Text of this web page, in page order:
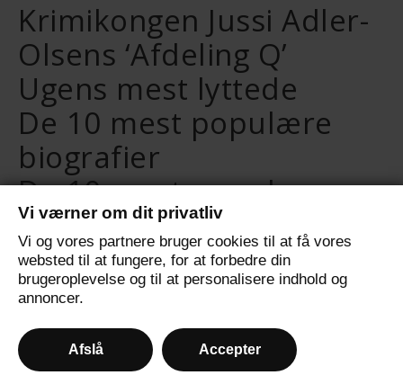
Vi værner om dit privatliv
Vi og vores partnere bruger cookies til at få vores
websted til at fungere, for at forbedre din
brugeroplevelse og til at personalisere indhold og
annoncer.
Afslå Accepter
Krimikongen Jussi Adler-
Olsens ‘Afdeling Q’
Ugens mest lyttede
De 10 mest populære
biografier
De 10 mest populære
selvudviklingsbøger
De 10 mest populære
fantasybøger